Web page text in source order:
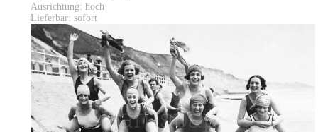
Ausrichtung: hoch
Lieferbar: sofort